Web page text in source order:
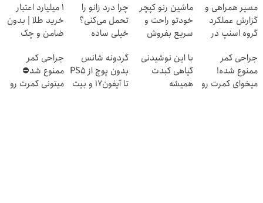
مسیر همراهی و
گزارش عملکرد
گروه اسنپ در
ماشین رنو کپچر
خودتو راحت و
سریع بفروش
چرا درد زانو را
تحمل می‌کنی؟
خیلی ساده
کن
۱ میلیارد اعتبار
خرید طلا | بدون
ضامن و چک
جراحی کمر
ممنوع شده!
میخوای کمرت رو
با این نوشیدنی
گیاهی کبدت
همیشه
گردونه شانس
بدون پوچ از PS5
تا آیفون17 و بیت
جراحی کمر
ممنوع شد⛔
میتونی کمرت رو